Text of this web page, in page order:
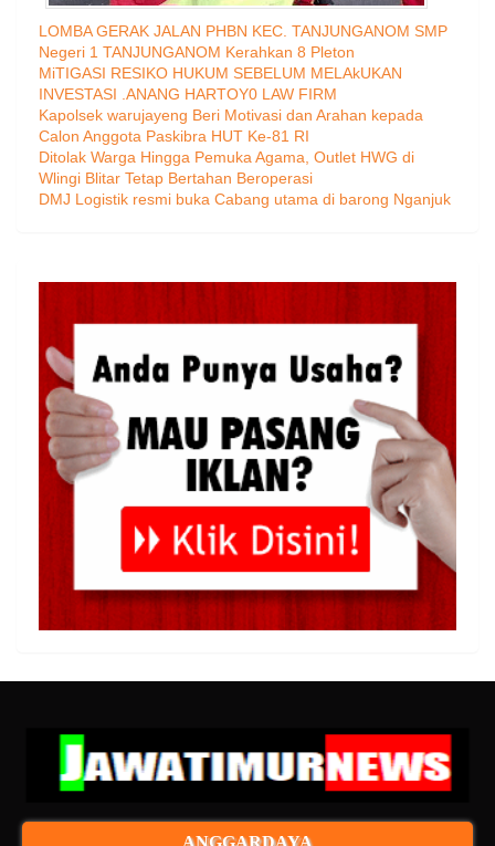
LOMBA GERAK JALAN PHBN KEC. TANJUNGANOM SMP
Negeri 1 TANJUNGANOM Kerahkan 8 Pleton
MiTIGASI RESIKO HUKUM SEBELUM MELAkUKAN
INVESTASI .ANANG HARTOY0 LAW FIRM
Kapolsek warujayeng Beri Motivasi dan Arahan kepada
Calon Anggota Paskibra HUT Ke-81 RI
Ditolak Warga Hingga Pemuka Agama, Outlet HWG di
Wlingi Blitar Tetap Bertahan Beroperasi
DMJ Logistik resmi buka Cabang utama di barong Nganjuk